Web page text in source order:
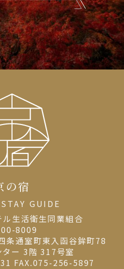
の宿
GUIDE
⽣活衛⽣同業組合
8009
条通室町東入函谷鉾町78
ター 3階 317号室
FAX.075-256-5897